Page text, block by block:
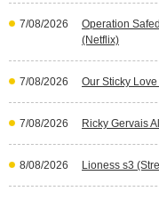
7/08/2026
Operation
(Netflix)
7/08/2026 Our Sticky
7/08/2026 Ricky Gervais
8/08/2026 Lioness s3